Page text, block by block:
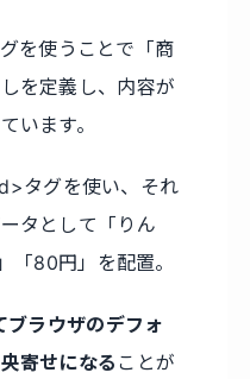
を使うことで「商
を定義し、内容が
います。
タグを使い、それ
タとして「りん
「80円」を配置。
ラウザのデフォ
寄せになる ことが